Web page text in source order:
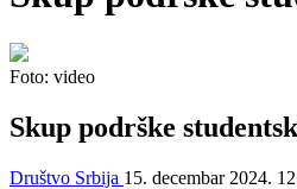
Foto: video
Skup podrške
Društvo Srbija 15. decembar 2024.